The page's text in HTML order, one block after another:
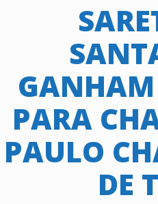
PARA
PAULO
DE